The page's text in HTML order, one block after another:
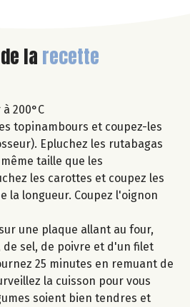
de la recette
200°C
topinambours et coupez-les
Epluchez les rutabagas
taille que les
les carottes et coupez les
la longueur. Coupez l'oignon
une plaque allant au four,
de sel, de poivre et d'un filet
25 minutes en remuant de
la cuisson pour vous
soient bien tendres et